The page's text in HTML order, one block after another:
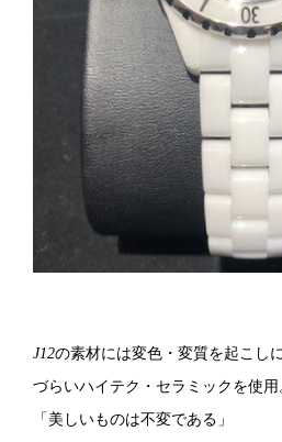
J12の素材には変色・変質を起こし
づらいハイテク・セラミックを使用
「美しいものは不変である」